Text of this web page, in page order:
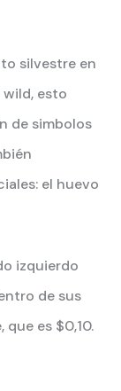
silvestre en
esto
de simbolos
el huevo
izquierdo
de sus
es $0,10.